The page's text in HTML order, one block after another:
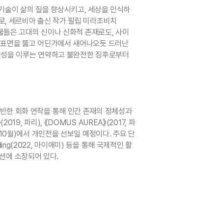
술이 삶의 질을 향상시키고, 세상을 인식하
세르비아 출신 작가 필립 미라조비치
은 고대의 신이나 신화적 존재로도, 사이
면을 뚫고 어딘가에서 새어나오듯 드러난
을 이루는 연약하고 불완전한 징후로부터
한 회화 연작을 통해 인간 존재의 정체성과
파리), 《DOMUS AUREA》(2017, 파
)에서 개인전을 선보일 예정이다. 주요 단
마이애미) 등을 통해 국제적인 활